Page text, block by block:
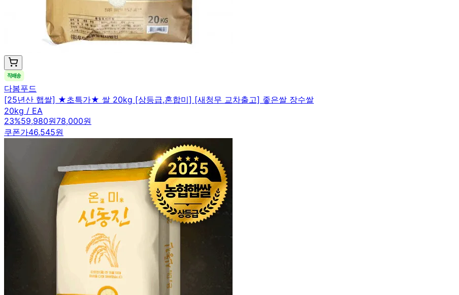
다봄푸드
[25년산 햅쌀] ★초특가★ 쌀 20kg [상등급,혼합미] [새청무 교차출고] 좋은쌀 장수쌀
20kg / EA
23%59,980원78,000원
쿠폰가46,545원